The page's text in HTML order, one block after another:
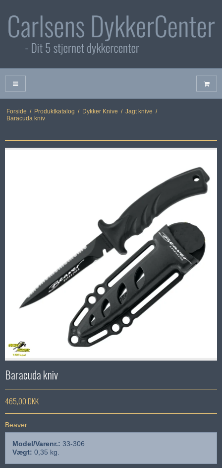
Forside / Produktkatalog / Dykker Knive / Jagt knive /
Baracuda kniv
Baracuda kniv
465,00 DKK
Beaver
Model/Varenr.: 33-306
Vægt: 0,35 kg.